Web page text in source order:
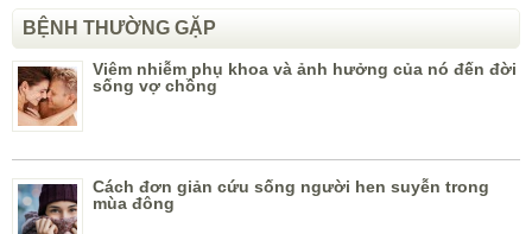
BỆNH THƯỜNG GẶP
Viêm nhiễm phụ khoa và ảnh hưởng của nó đến đời
sống vợ chồng
Cách đơn giản cứu sống người hen suyễn trong
mùa đông